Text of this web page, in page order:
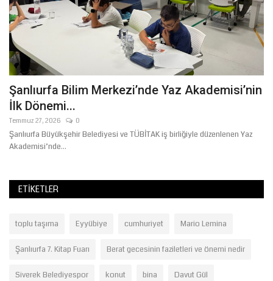
Şanlıurfa Bilim Merkezi’nde Yaz Akademisi’nin
İlk Dönemi...
Temmuz 27, 2026 0
Şanlıurfa Büyükşehir Belediyesi ve TÜBİTAK iş birliğiyle düzenlenen Yaz
Akademisi’nde...
ETIKETLER
toplu taşıma Eyyübiye cumhuriyet Mario Lemina
Şanlıurfa 7. Kitap Fuarı Berat gecesinin faziletleri ve önemi nedir
Siverek Belediyespor konut bina Davut Gül